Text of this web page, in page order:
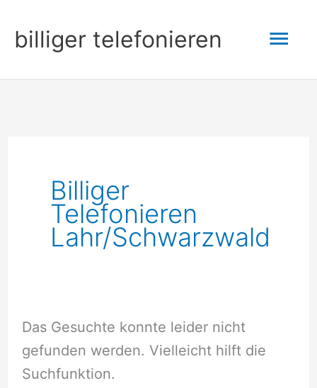
Inhalt
springen
billiger telefonieren
Billiger
Telefonieren
Lahr/Schwarzwald
Das Gesuchte konnte leider nicht
gefunden werden. Vielleicht hilft die
Suchfunktion.